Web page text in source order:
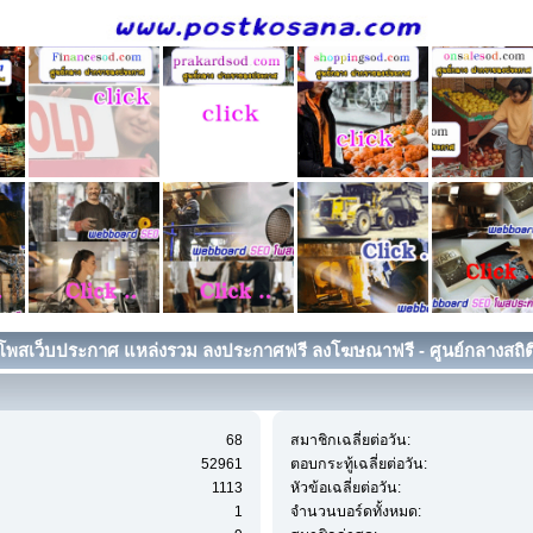
พสเว็บประกาศ แหล่งรวม ลงประกาศฟรี ลงโฆษณาฟรี - ศูนย์กลางสถิ
68
52961
1113
1
สมาชิกเฉลี่ยต่อวัน:
ตอบกระทู้เฉลี่ยต่อวัน:
หัวข้อเฉลี่ยต่อวัน:
จำนวนบอร์ดทั้งหมด: